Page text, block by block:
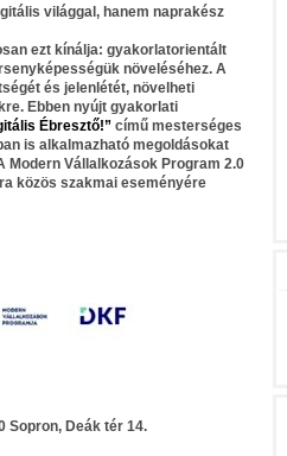
világgal, hanem naprakész
ezt kínálja: gyakorlatorientált
növeléséhez. A
és jelenlétét, növelheti
Ebben nyújt gyakorlati
Ébresztő!” című mesterséges
is alkalmazható megoldásokat
Vállalkozások Program 2.0
közös szakmai eseményére
Sopron, Deák tér 14.